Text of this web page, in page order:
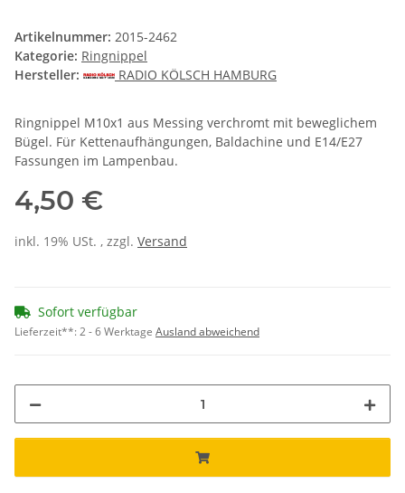
Artikelnummer: 2015-2462
Kategorie: Ringnippel
Hersteller:
RADIO KÖLSCH HAMBURG
Ringnippel M10x1 aus Messing verchromt mit beweglichem
Bügel. Für Kettenaufhängungen, Baldachine und E14/E27
Fassungen im Lampenbau.
4,50 €
inkl. 19% USt. , zzgl. Versand
Sofort verfügbar
Lieferzeit**:2 - 6 Werktage Ausland abweichend